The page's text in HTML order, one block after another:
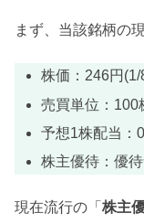
まず、当該銘柄の
株価：246円(1/
売買単位：100
予想1株配当：0
株主優待：優
現在流行の「 株主